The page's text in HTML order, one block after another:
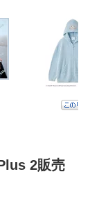
2販売